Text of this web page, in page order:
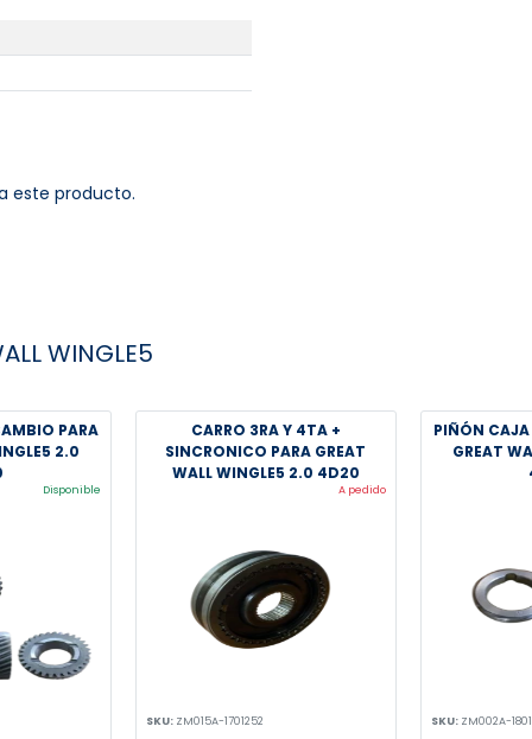
este producto.
WINGLE5
PARA
2.0
Disponible
CARRO 3RA Y 4TA +
SINCRONICO PARA GREAT
WALL WINGLE5 2.0 4D20
A pedido
SKU: ZM015A-1701252
PIÑÓN
GREAT
SKU: ZM002A-